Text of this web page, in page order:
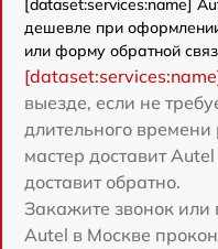
[dataset:services:name]
дешевле при
или форму обратной
выезде, если не
длительного
мастер доставит
доставит обратно.
Закажите звонок или
Autel в Москве